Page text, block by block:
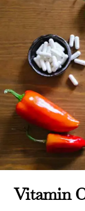
Vitamin